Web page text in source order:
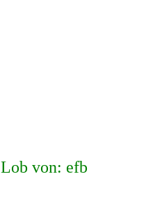
Lob von: efb